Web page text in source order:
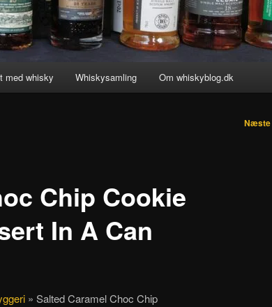
med whisky Whiskysamling Om whiskyblog.dk
Næste
Chip Cookie
In A Can
» Salted Caramel Choc Chip